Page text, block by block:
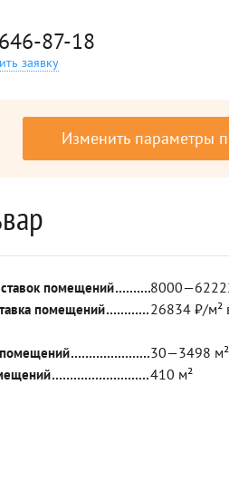
87-18
заявку
Изменить параметры
помещений
помещений 26834 ₽/м²
30—3498 м²
410 м²